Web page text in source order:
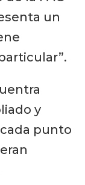
un
y
punto